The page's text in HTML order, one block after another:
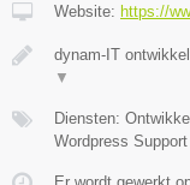
Website: https://
dynam-IT
▼
Diensten:
Wordpress Support